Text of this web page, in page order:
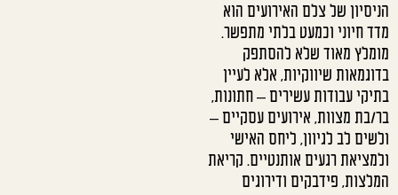
הניסיון של צלם האירועים הוא
מדד חיוני וכמעט בלתי מתפשר.
מומלץ מאוד שלא להסתפק
בדוגמאות שיווקיות, אלא לעיין
בתיקי עבודות עשירים – חתונות,
בר/בת מצוות, אירועים עסקיים –
ולשים לב לגיוון, ליחס האישי
ולמציאת רגעים אותנטיים. קריאת
המלצות, פידבקים ודירוגים